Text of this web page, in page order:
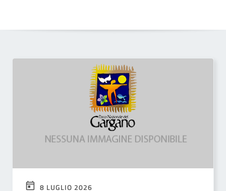
8 LUGLIO 2026